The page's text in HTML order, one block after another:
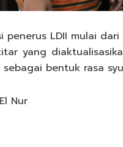
penerus LDII mulai
yang
bentuk rasa
Nur